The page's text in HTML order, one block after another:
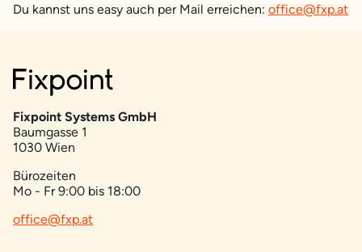
Du kannst uns easy auch per Mail erreichen: office@fxp.at
Fixpoint Systems GmbH
Baumgasse 1
1030 Wien
Bürozeiten
Mo - Fr 9:00 bis 18:00
office@fxp.at